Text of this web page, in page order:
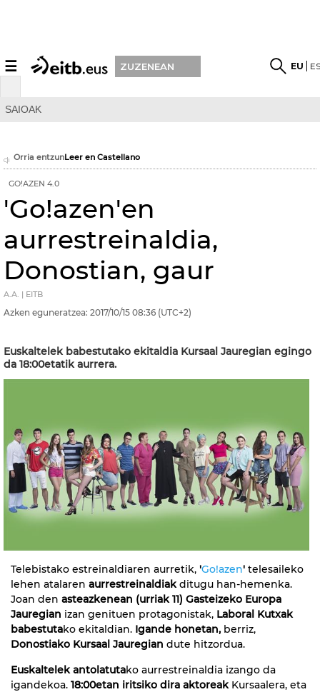
☰ ZUZENEAN EU
SAIOAK
Orria entzunLeer en Castellano
GO!AZEN 4.0
'Go!azen'en
aurrestreinaldia,
Donostian, gaur
A.A. | EITB
Azken eguneratzea: 2017/10/15 08:36 (UTC+2)
Euskaltelek babestutako ekitaldia Kursaal Jauregian egingo
da 18:00etatik aurrera.
Telebistako estreinaldiaren aurretik, 'Go!azen' telesaileko
lehen atalaren aurrestreinaldiakditugu han-hemenka.
Joan den asteazkenean (urriak 11) Gasteizeko Europa
Jauregian izan genituen protagonistak, Laboral Kutxak
babestutako ekitaldian. Igande honetan, berriz,
Donostiako Kursaal Jauregian dute hitzordua.
Euskaltelek antolatutako aurrestreinaldia izango da
igandekoa. 18:00etan iritsiko dira aktoreak Kursaalera, eta